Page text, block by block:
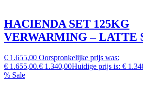
HACIENDA SET 125KG
VERWARMING – LATTE
€ 1.655,00 Oorspronkelijke prijs was:
€ 1.655,00.€ 1.340,00Huidige prijs is: €
% Sale